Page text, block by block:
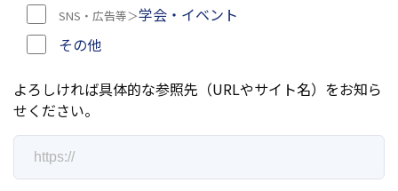
学会・イベント
その他
よろしければ具体的な参照先（URLやサイト名）をお知ら
せください。